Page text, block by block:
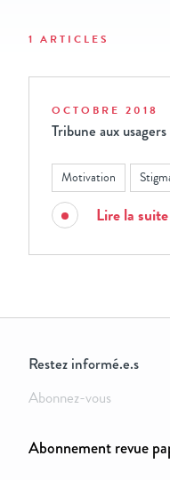
1 ARTICLES
OCTOBRE 2018
Tribune aux
Motivation
Lire la suite
Restez informé.e.s
Abonnez-vous
Abonnement revue